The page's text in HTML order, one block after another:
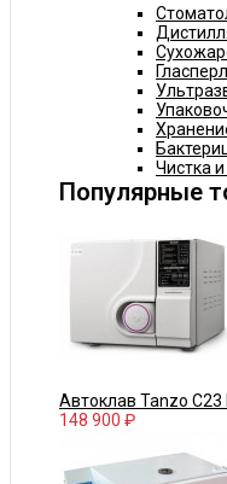
Чистка
Популярные
Автоклав Tanzo C23
148 900 ₽